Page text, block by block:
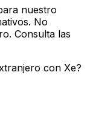
nuestro
No
Consulta las
con Xe?